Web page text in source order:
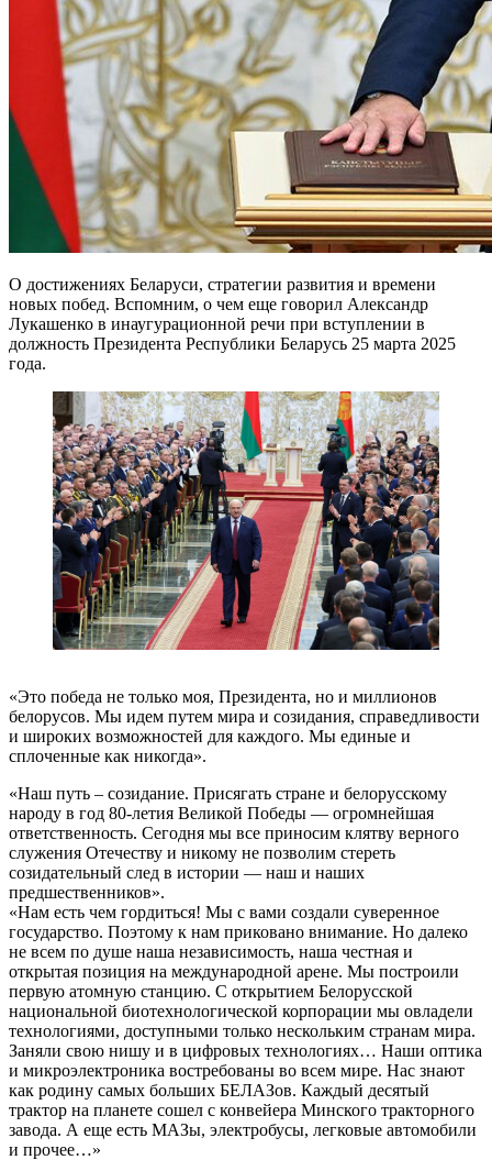
О достижениях Беларуси, стратегии развития и времени
новых побед. Вспомним, о чем еще говорил Александр
Лукашенко в инаугурационной речи при вступлении в
должность Президента Республики Беларусь 25 марта 2025
года.
«Это победа не только моя, Президента, но и миллионов
белорусов. Мы идем путем мира и созидания, справедливости
и широких возможностей для каждого. Мы единые и
сплоченные как никогда».
«Наш путь – созидание. Присягать стране и белорусскому
народу в год 80-летия Великой Победы — огромнейшая
ответственность. Сегодня мы все приносим клятву верного
служения Отечеству и никому не позволим стереть
созидательный след в истории — наш и наших
предшественников».
«Нам есть чем гордиться! Мы с вами создали суверенное
государство. Поэтому к нам приковано внимание. Но далеко
не всем по душе наша независимость, наша честная и
открытая позиция на международной арене. Мы построили
первую атомную станцию. С открытием Белорусской
национальной биотехнологической корпорации мы овладели
технологиями, доступными только нескольким странам мира.
Заняли свою нишу и в цифровых технологиях… Наши оптика
и микроэлектроника востребованы во всем мире. Нас знают
как родину самых больших БЕЛАЗов. Каждый десятый
трактор на планете сошел с конвейера Минского тракторного
завода. А еще есть МАЗы, электробусы, легковые автомобили
и прочее…»